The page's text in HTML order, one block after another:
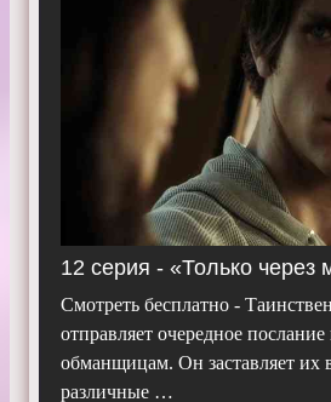
12 серия - «Только через
Смотреть бесплатно -
отправляет очередное
обманщицам. Он заставляет их
различные …